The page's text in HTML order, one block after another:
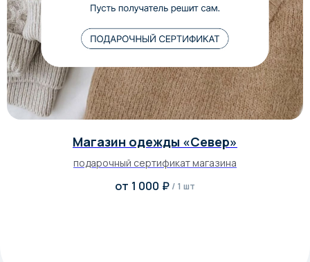
Магазин одежды «Север»
подарочный сертификат магазина
от 1 000 ₽ / 1 шт